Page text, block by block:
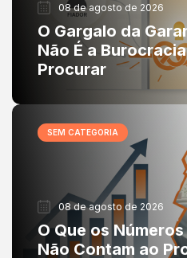
08 de agosto de 2026
O Gargalo da
Não É a
Procurar
SEM CATEGORIA
08 de agosto de 2026
O Que os
Não Contam ao